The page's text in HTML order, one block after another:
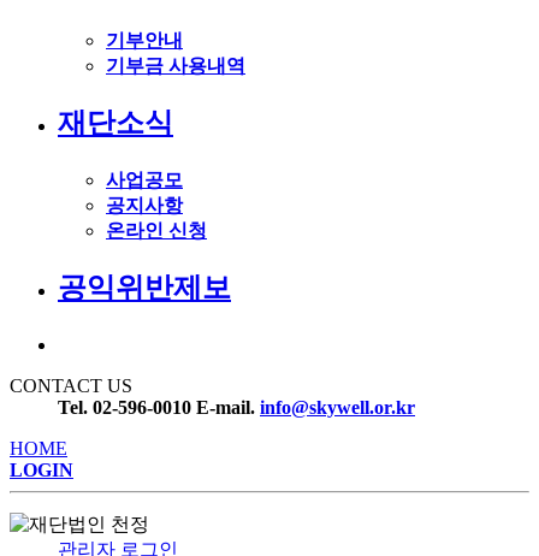
기부안내
기부금 사용내역
재단소식
사업공모
공지사항
온라인 신청
공익위반제보
CONTACT US
Tel. 02-596-0010 E-mail. info@skywell.or.kr
HOME
LOGIN
관리자 로그인